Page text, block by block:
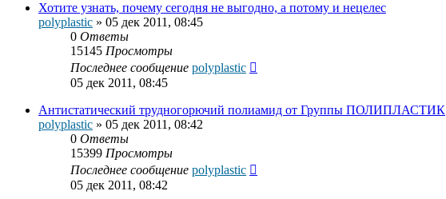
Хотите узнать, почему сегодня не выгодно, а потому и нецелес
polyplastic » 05 дек 2011, 08:45
0 Ответы
15145 Просмотры
Последнее сообщение polyplastic
05 дек 2011, 08:45
Антистатический трудногорючий полиамид от Группы ПОЛИПЛАСТИК
polyplastic » 05 дек 2011, 08:42
0 Ответы
15399 Просмотры
Последнее сообщение polyplastic
05 дек 2011, 08:42